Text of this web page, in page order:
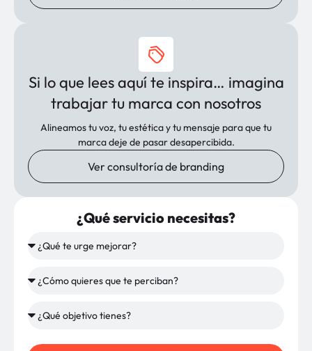
Si lo que lees aquí te inspira… imagina
trabajar tu marca con nosotros
Alineamos tu voz, tu estética y tu mensaje para que tu
marca deje de pasar desapercibida.
Ver consultoría de branding
¿Qué servicio necesitas?